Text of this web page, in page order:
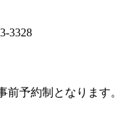
3328
予約制となります。